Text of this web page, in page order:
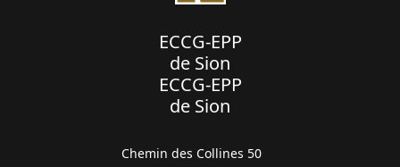
ECCG-EPP
de Sion
ECCG-EPP
de Sion
Chemin des Collines 50